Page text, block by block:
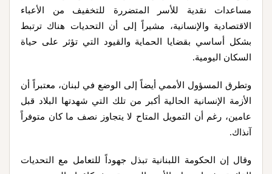
مساعدات نقدية للأسر المتضررة للتخفيف من الأعباء
الاقتصادية والإنسانية، مشيراً إلى أن التحديات هناك ترتبط
بشكل أساسي بقضايا الحماية والقيود التي تؤثر على حياة
السكان اليومية.
وتطرق المسؤول الأممي أيضاً إلى الوضع في لبنان، معتبراً أن
الأزمة الإنسانية الحالية أكبر من تلك التي شهدتها البلاد قبل
عامين، رغم أن التمويل المتاح لا يتجاوز نصف ما كان متوفراً
آنذاك.
وقال إن الحكومة اللبنانية تبذل جهوداً للتعامل مع التحديات